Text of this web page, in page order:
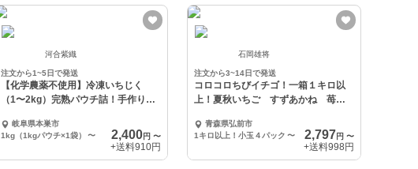
河合紫織
注文から1~5日で発送
【化学農薬不使用】冷凍いちじく
（1〜2kg）完熟パウチ詰！手作りジ
岐阜県本巣市
1kg（1kgパウチ×1袋）
〜 2,400円〜
+送料910円
石岡雄将
注文から3~14日で発送
コロコロちびイチゴ！一箱１キロ以
上！夏秋いちご すずあかね 苺
青森県弘前市
1キロ以上！小玉４パック 〜 2,797円 〜
+送料998円